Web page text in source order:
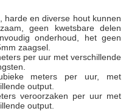
harde en diverse hout kunnen
geen kwetsbare delen
onderhoud, het geen
zaagsel.
per uur met verschillende
meters per uur, met
output.
veroorzaken per uur met
output.